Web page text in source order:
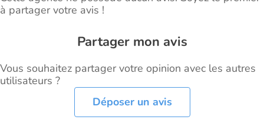
à partager votre avis !
Partager mon avis
Vous souhaitez partager votre opinion avec les autres
utilisateurs ?
Déposer un avis